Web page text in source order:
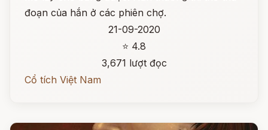
đoạn của hắn ở các phiên chợ.
21-09-2020
⭐ 4.8
3,671 lượt đọc
Cổ tích Việt Nam